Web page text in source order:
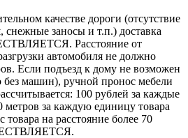
качестве дороги (отсутствие
снежные заносы и т.п.) доставка
Расстояние от
автомобиля не должно
Если подъезд к дому не возможен
без машин), ручной пронос мебели
100 рублей за каждые
метров за каждую единицу товара
товара на расстояние более 70